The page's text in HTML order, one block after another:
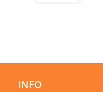
INFO